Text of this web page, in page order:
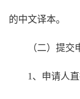
的中文译本。
（二）提交
1、申请人